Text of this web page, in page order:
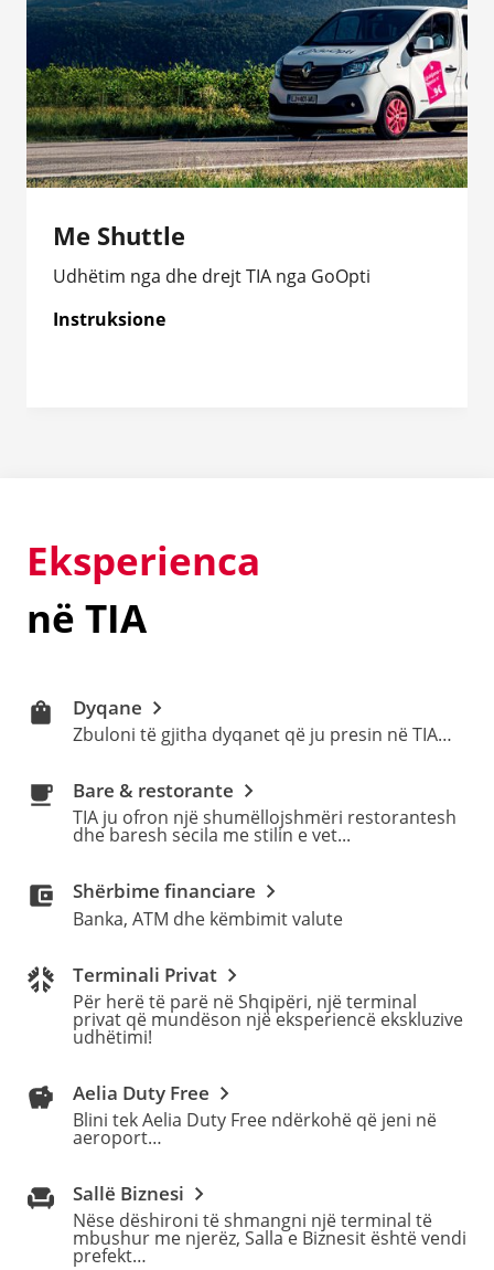
Me Shuttle
Udhëtim nga dhe drejt TIA nga GoOpti
Instruksione
Eksperienca
në TIA
Dyqane
Zbuloni të gjitha dyqanet që ju presin në TIA…
Bare & restorante
TIA ju ofron një shumëllojshmëri restorantesh
dhe baresh secila me stilin e vet...
Shërbime financiare
Banka, ATM dhe këmbimit valute
Terminali Privat
Për herë të parë në Shqipëri, një terminal
privat që mundëson një eksperiencë ekskluzive
udhëtimi!
Aelia Duty Free
Blini tek Aelia Duty Free ndërkohë që jeni në
aeroport…
Sallë Biznesi
Nëse dëshironi të shmangni një terminal të
mbushur me njerëz, Salla e Biznesit është vendi
prefekt…